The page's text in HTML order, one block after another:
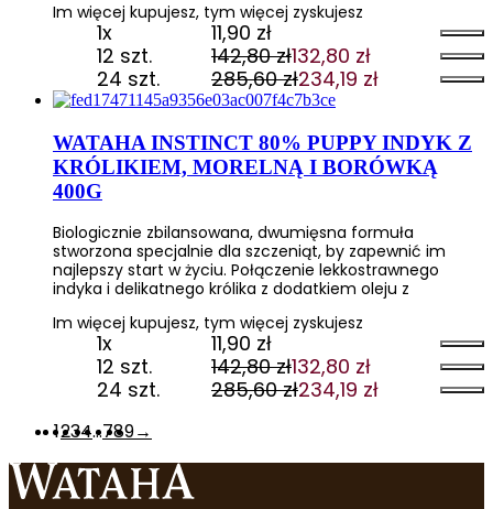
Im więcej kupujesz, tym więcej zyskujesz
1x 11,90 zł
12 szt.
142,80zł
Pierwotna
cena
wynosiła:
142,80 zł.
132,80 zł
Aktualna
cena
wynosi:
132,80 zł.
24 szt. 285,60zł
Pierwotna
cena
wynosiła:
285,60 zł.
234,19 zł
Aktualna
cena
wynosi:
234,19 zł.
WATAHA INSTINCT 80% PUPPY INDYK Z
KRÓLIKIEM, MORELNĄ I BORÓWKĄ
400G
Biologicznie zbilansowana, dwumięsna formuła
stworzona specjalnie dla szczeniąt, by zapewnić im
najlepszy start w życiu. Połączenie lekkostrawnego
indyka i delikatnego królika z dodatkiem oleju z
Im więcej kupujesz, tym więcej zyskujesz
1x 11,90 zł
12 szt.
142,80zł
Pierwotna
cena
132,80 zł
Aktualna
cena
24 szt. 285,60zł
Pierwotna
285,60 zł.
234,19 zł
Aktualna
234,19 zł.
1234…789→